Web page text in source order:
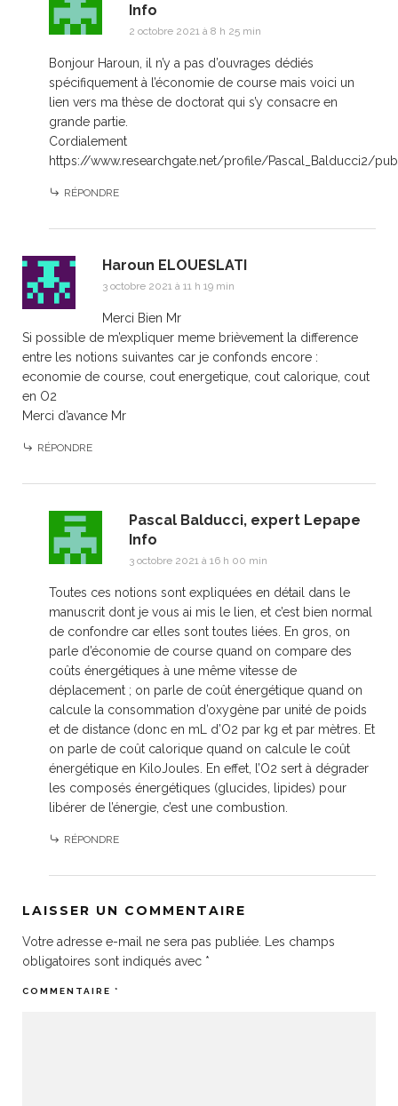
Info
2 octobre 2021 à 8 h 25 min
Bonjour Haroun, il n’y a pas d’ouvrages dédiés
spécifiquement à l’économie de course mais voici un
lien vers ma thèse de doctorat qui s’y consacre en
grande partie.
Cordialement
https://www.researchgate.net/profile/Pascal_Balducci2/
RÉPONDRE
Haroun ELOUESLATI
3 octobre 2021 à 11 h 19 min
Merci Bien Mr
Si possible de m’expliquer meme brièvement la difference
entre les notions suivantes car je confonds encore :
economie de course, cout energetique, cout calorique, cout
en O2
Merci d’avance Mr
RÉPONDRE
Pascal Balducci, expert Lepape
Info
3 octobre 2021 à 16 h 00 min
Toutes ces notions sont expliquées en détail dans le
manuscrit dont je vous ai mis le lien, et c’est bien normal
de confondre car elles sont toutes liées. En gros, on
parle d’économie de course quand on compare des
coûts énergétiques à une même vitesse de
déplacement ; on parle de coût énergétique quand on
calcule la consommation d’oxygène par unité de poids
et de distance (donc en mL d’O2 par kg et par mètres. Et
on parle de coût calorique quand on calcule le coût
énergétique en KiloJoules. En effet, l’O2 sert à dégrader
les composés énergétiques (glucides, lipides) pour
libérer de l’énergie, c’est une combustion.
RÉPONDRE
LAISSER UN COMMENTAIRE
Votre adresse e-mail ne sera pas publiée.
Les champs
obligatoires sont indiqués avec *
COMMENTAIRE *